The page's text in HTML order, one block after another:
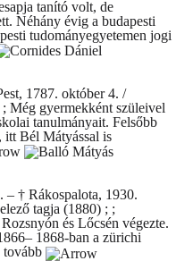
tanító volt, de
Néhány évig a budapesti
tudományegyetemen jogi
1787. október 4. /
Még gyermekként szüleivel
tanulmányait. Felsőbb
itt Bél Mátyással is
† Rákospalota, 1930.
tagja (1880) ; ;
és Lőcsén végezte.
1868-ban a zürichi
tovább